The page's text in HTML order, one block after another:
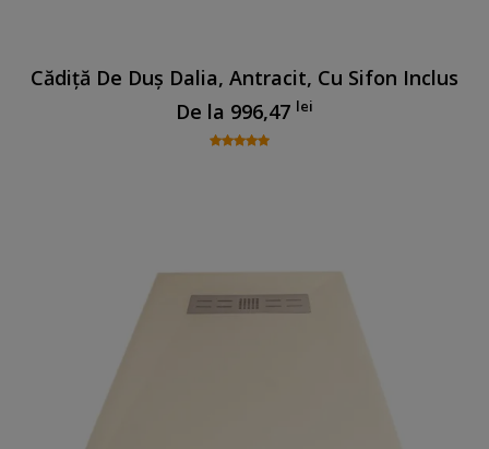
Cădiță De Duș Dalia, Antracit, Cu Sifon Inclus
De la 996,47 lei